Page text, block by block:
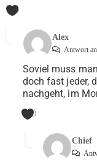
0
Alex
Antwort an
Soviel muss
doch fast jeder,
nachgeht, im
0
Chief